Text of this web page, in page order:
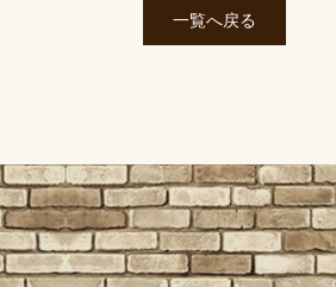
一覧へ戻る